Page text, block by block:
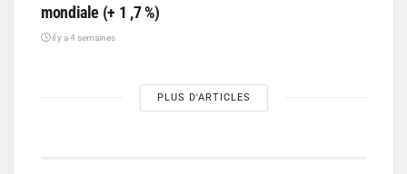
mondiale (+ 1 ,7 %)
il y a 4 semaines
PLUS D'ARTICLES